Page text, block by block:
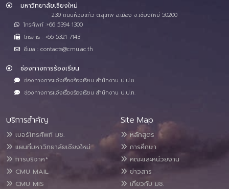
มหาวิทยาลัยเชียงใหม่
239 ถนนห้วยแก้ว ต.สุเทพ อ.เมือง จ.เชียงใหม่ 50200
โทรศัพท์ :+66 5394 1300
โทรสาร : +66 5321 7143
อีเมล : contacts@cmu.ac.th
ช่องทางการร้องเรียน
ช่องทางการแจ้งเรื่องร้องเรียน สำนักงาน ป.ป.ช.
ช่องทางการแจ้งเรื่องร้องเรียน สำนักงาน ป.ป.ท.
บริการสำคัญ
เบอร์โทรศัพท์ มช.
แผนที่มหาวิทยาลัยเชียงใหม่
การบริจาค*
CMU MAIL
CMU MIS
Site Map
หลักสูตร
การศึกษา
คณะและหน่วยงาน
ข่าวสาร
เกี่ยวกับ มช.